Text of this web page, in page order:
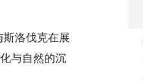
洛伐克在展
与自然的沉